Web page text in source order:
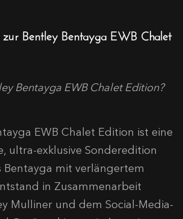
Bentley Bentayga EWB Chalet
Bentayga EWB Chalet Edition?
EWB Chalet Edition ist eine
ultra-exklusive Sonderedition
Bentayga mit verlängertem
in Zusammenarbeit
Mulliner und dem Social-Media-